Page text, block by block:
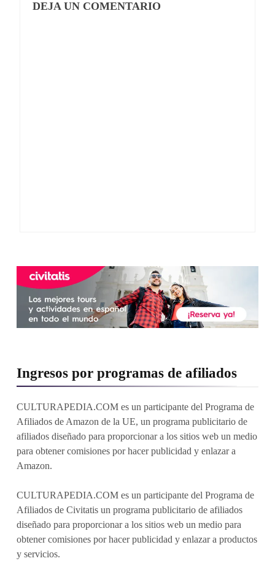
DEJA UN COMENTARIO
Ingresos por programas de afiliados
CULTURAPEDIA.COM es un participante del Programa de
Afiliados de Amazon de la UE, un programa publicitario de
afiliados diseñado para proporcionar a los sitios web un medio
para obtener comisiones por hacer publicidad y enlazar a
Amazon.
CULTURAPEDIA.COM es un participante del Programa de
Afiliados de Civitatis un programa publicitario de afiliados
diseñado para proporcionar a los sitios web un medio para
obtener comisiones por hacer publicidad y enlazar a productos
y servicios.